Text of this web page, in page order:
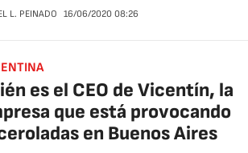
L. PEINADO 16/06/2020 08:26
es el CEO de Vicentín, la
que está provocando
en Buenos Aires